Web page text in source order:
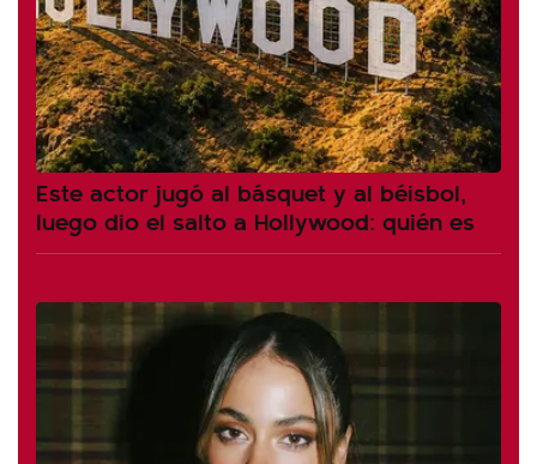
Este actor jugó al básquet y al béisbol,
luego dio el salto a Hollywood: quién es